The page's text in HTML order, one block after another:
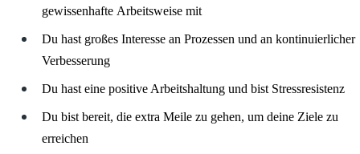
gewissenhafte Arbeitsweise mit
Du hast großes Interesse an Prozessen und an kontinuierlicher
Verbesserung
Du hast eine positive Arbeitshaltung und bist Stressresistenz
Du bist bereit, die extra Meile zu gehen, um deine Ziele zu
erreichen